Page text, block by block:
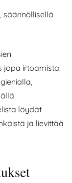
säännöllisellä
jopa irtoamista.
löydät
ja lievittää